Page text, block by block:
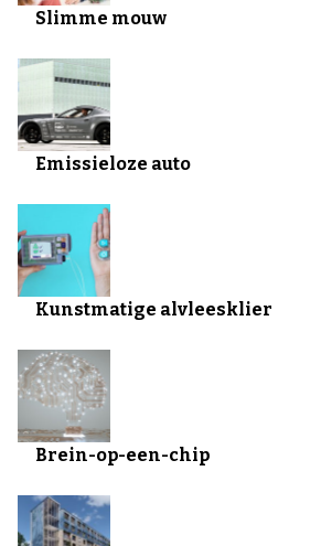
Slimme mouw
Emissieloze auto
Kunstmatige alvleesklier
Brein-op-een-chip